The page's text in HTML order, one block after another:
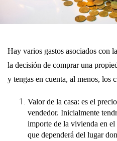
Hay varios gastos asociados con
la decisión de comprar una
y tengas en cuenta, al menos, los
Valor de la casa: es el
vendedor. Inicialmente
importe de la vivienda en
que dependerá del lugar